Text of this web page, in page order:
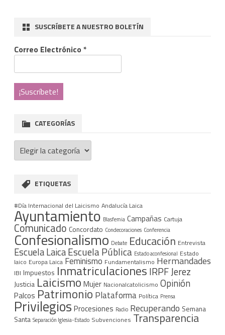
SUSCRÍBETE A NUESTRO BOLETÍN
Correo Electrónico *
CATEGORÍAS
Categorías
ETIQUETAS
#Día Internacional del Laicismo Andalucía Laica
Ayuntamiento Blasfemia Campañas Cartuja
Comunicado Concordato Condecoraciones Conferencia
Confesionalismo Debate Educación Entrevista
Escuela LaicaEscuela Pública Estado aconfesional Estado
laico Europa Laica Feminismo Fundamentalismo Hermandades
IBI Impuestos Inmatriculaciones IRPFJerez
Justicia Laicismo Mujer Nacionalcatolicismo Opinión
Palcos Patrimonio Plataforma Política Prensa
Privilegios Procesiones Radio Recuperando Semana
Santa Separación Iglesia-Estado Subvenciones Transparencia